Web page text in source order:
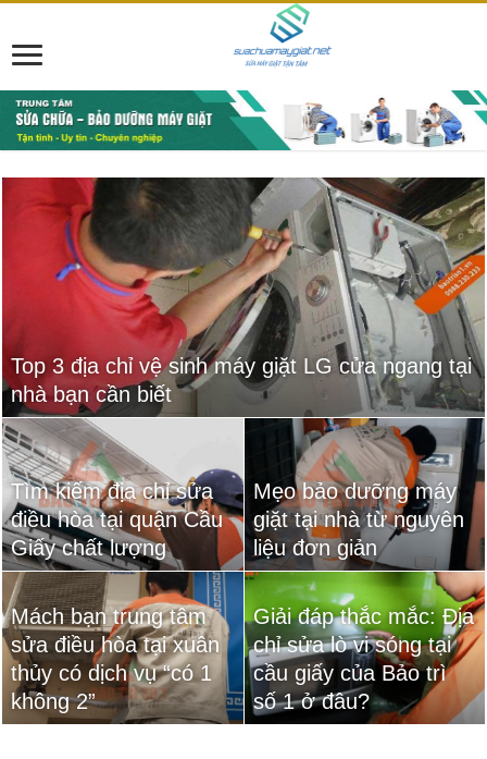
Top 3 địa chỉ vệ sinh máy giặt LG cửa ngang tại
nhà bạn cần biết
Tìm kiếm địa chỉ sửa
điều hòa tại quận Cầu
Giấy chất lượng
Mẹo bảo dưỡng máy
giặt tại nhà từ nguyên
liệu đơn giản
Mách bạn trung tâm
sửa điều hòa tại xuân
thủy có dịch vụ “có 1
không 2”
Giải đáp thắc mắc: Địa
chỉ sửa lò vi sóng tại
cầu giấy của Bảo trì
số 1 ở đâu?